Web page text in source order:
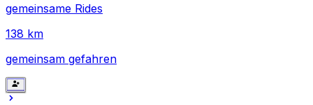
gemeinsame Rides
138 km
gemeinsam gefahren